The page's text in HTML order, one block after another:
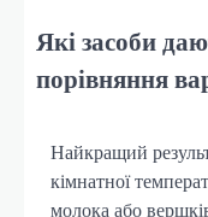
Які засоби
порівняння
Найкращий
кімнатної
молока або